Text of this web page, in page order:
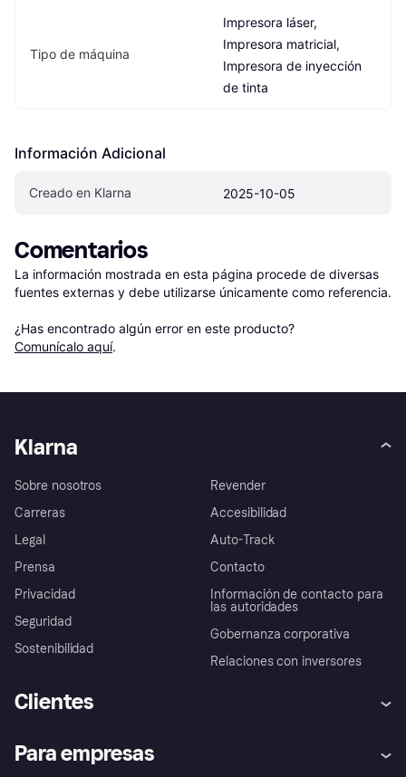
Tipo de máquina
Impresora láser,
Impresora matricial,
Impresora de inyección
de tinta
Información Adicional
Creado en Klarna 2025-10-05
Comentarios
La información mostrada en esta página procede de diversas
fuentes externas y debe utilizarse únicamente como referencia.
¿Has encontrado algún error en este producto?
Comunícalo aquí.
Klarna
Sobre nosotros
Carreras
Legal
Prensa
Privacidad
Seguridad
Sostenibilidad
Revender
Accesibilidad
Auto-Track
Contacto
Información de contacto para
las autoridades
Gobernanza corporativa
Relaciones con inversores
Clientes
Inicio de sesión
Para empresas